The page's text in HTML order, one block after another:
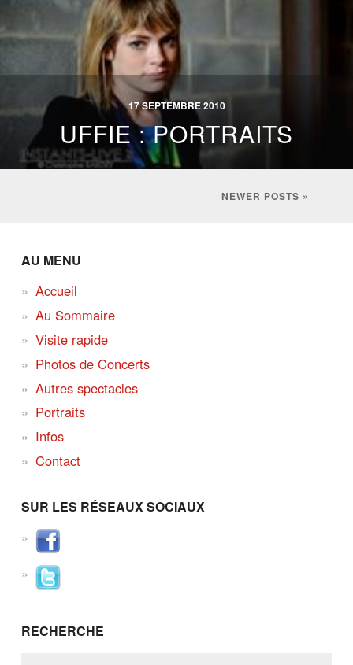
17 SEPTEMBRE 2010
UFFIE : PORTRAITS
NEWER POSTS »
AU MENU
Accueil
Au Sommaire
Visite rapide
Photos de Concerts
Autres spectacles
Portraits
Infos
Contact
SUR LES RÉSEAUX SOCIAUX
RECHERCHE